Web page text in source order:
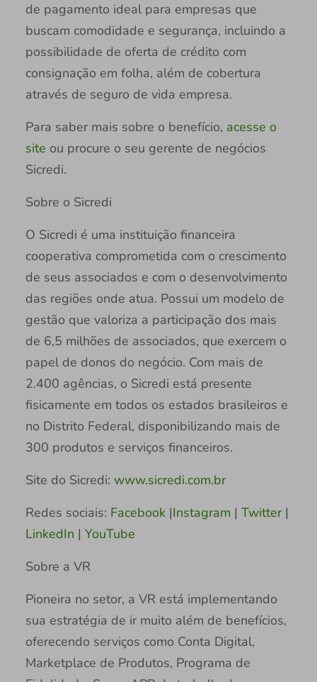
de pagamento ideal para empresas que
buscam comodidade e segurança, incluindo a
possibilidade de oferta de crédito com
consignação em folha, além de cobertura
através de seguro de vida empresa.
Para saber mais sobre o benefício, acesse o
site ou procure o seu gerente de negócios
Sicredi.
Sobre o Sicredi
O Sicredi é uma instituição financeira
cooperativa comprometida com o crescimento
de seus associados e com o desenvolvimento
das regiões onde atua. Possui um modelo de
gestão que valoriza a participação dos mais
de 6,5 milhões de associados, que exercem o
papel de donos do negócio. Com mais de
2.400 agências, o Sicredi está presente
fisicamente em todos os estados brasileiros e
no Distrito Federal, disponibilizando mais de
300 produtos e serviços financeiros.
Site do Sicredi: www.sicredi.com.br
Redes sociais: Facebook|Instagram | Twitter|
LinkedIn | YouTube
Sobre a VR
Pioneira no setor, a VR está implementando
sua estratégia de ir muito além de benefícios,
oferecendo serviços como Conta Digital,
Marketplace de Produtos, Programa de